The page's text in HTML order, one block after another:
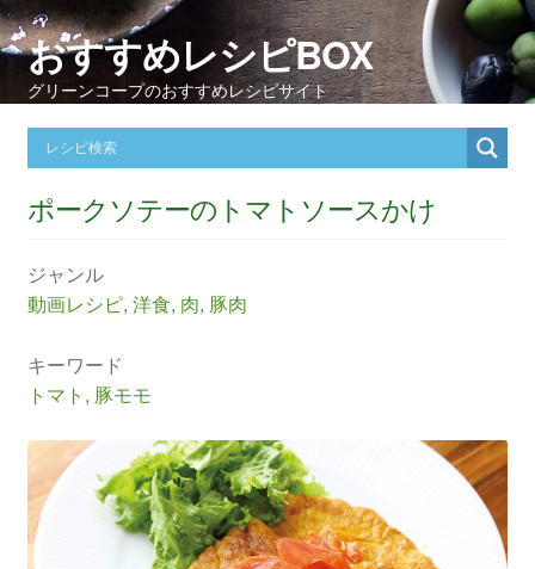
おすすめレシピBOX
グリーンコープのおすすめレシピサイト
ポークソテーのトマトソースかけ
ジャンル
動画レシピ, 洋食, 肉, 豚肉
キーワード
トマト , 豚モモ